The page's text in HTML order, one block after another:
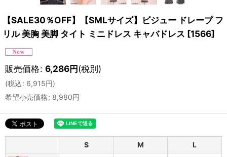
【SALE30％OFF】【SMLサイズ】ビジュー ドレープ フ
リル 美胸 美脚 タイト ミニドレス キャバドレス [1566]
販売価格: 6,286円(税別)
(税込: 6,915円)
希望小売価格: 8,980円
S M L